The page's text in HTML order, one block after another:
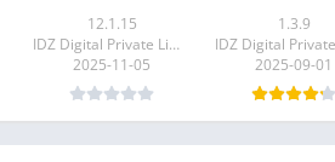
12.1.15
IDZ Digital Private Limited
2025-11-05
1.3.9
2025-09-01